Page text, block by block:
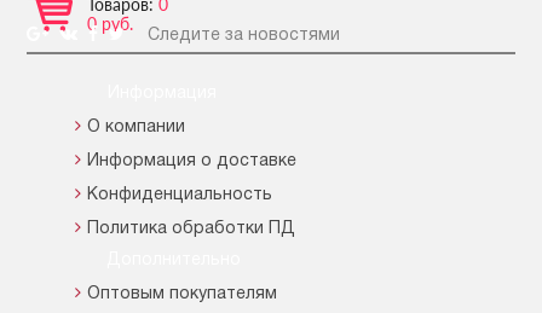
Товаров:0
0 руб.
Следите за новостями
О компании
Информация о доставке
Конфиденциальность
Политика обработки ПД
Оптовым покупателям